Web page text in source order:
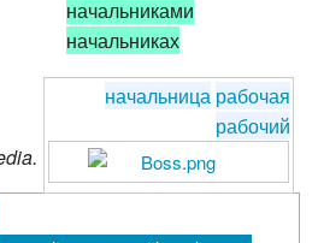
начальниками
начальниках
начальница рабочая
рабочий